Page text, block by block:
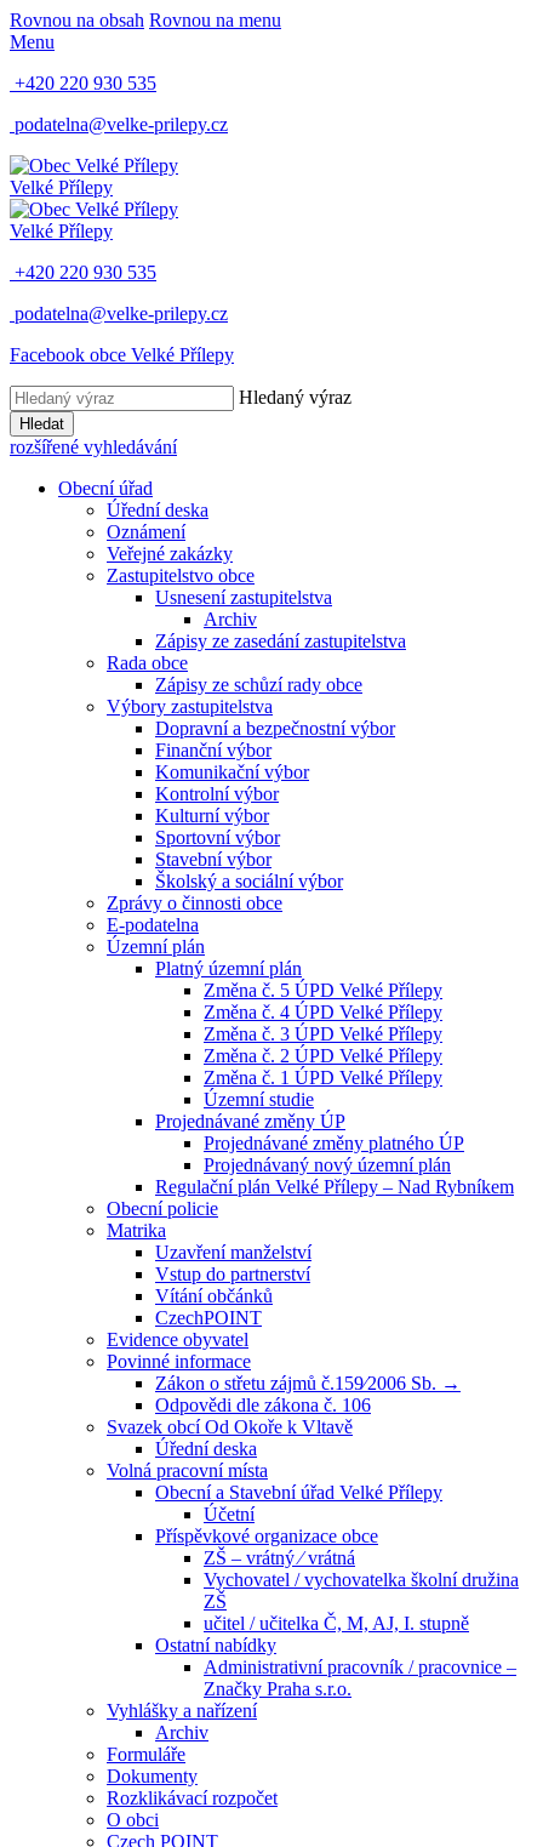
Rovnou na obsah Rovnou na menu
Menu
+420 220 930 535
podatelna@velke-prilepy.cz
Velké Přílepy
Velké Přílepy
+420 220 930 535
podatelna@velke-prilepy.cz
Facebook obce Velké Přílepy
Hledaný výraz
Hledat
rozšířené vyhledávání
Obecní úřad
Úřední deska
Oznámení
Veřejné zakázky
Zastupitelstvo obce
Usnesení zastupitelstva
Archiv
Zápisy ze zasedání zastupitelstva
Rada obce
Zápisy ze schůzí rady obce
Výbory zastupitelstva
Dopravní a bezpečnostní výbor
Finanční výbor
Komunikační výbor
Kontrolní výbor
Kulturní výbor
Sportovní výbor
Stavební výbor
Školský a sociální výbor
Zprávy o činnosti obce
E-podatelna
Územní plán
Platný územní plán
Změna č. 5 ÚPD Velké Přílepy
Změna č. 4 ÚPD Velké Přílepy
Změna č. 3 ÚPD Velké Přílepy
Změna č. 2 ÚPD Velké Přílepy
Změna č. 1 ÚPD Velké Přílepy
Územní studie
Projednávané změny ÚP
Projednávané změny platného ÚP
Projednávaný nový územní plán
Regulační plán Velké Přílepy – Nad Rybníkem
Obecní policie
Matrika
Uzavření manželství
Vstup do partnerství
Vítání občánků
CzechPOINT
Evidence obyvatel
Povinné informace
Zákon o střetu zájmů č.159⁄2006 Sb. →
Odpovědi dle zákona č. 106
Svazek obcí Od Okoře k Vltavě
Úřední deska
Volná pracovní místa
Obecní a Stavební úřad Velké Přílepy
Účetní
Příspěvkové organizace obce
ZŠ – vrátný ⁄ vrátná
Vychovatel / vychovatelka školní družina
ZŠ
učitel / učitelka Č, M, AJ, I. stupně
Ostatní nabídky
Administrativní pracovník / pracovnice –
Značky Praha s.r.o.
Vyhlášky a nařízení
Archiv
Formuláře
Dokumenty
Rozklikávací rozpočet
O obci
Czech POINT